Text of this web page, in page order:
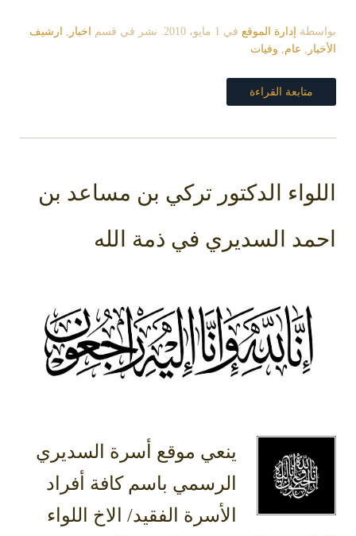
بواسطة إدارة الموقع في 1 مايو، 2010 . نشر في قسم اخبار ,
ارشيف
الأخبار , عام, وفيات
متابعة القراءة
اللواء الدكتور تركي بن مساعد بن
احمد السديري في ذمة الله
ينعي موقع أسرة السديري
الرسمي باسم كافة أفراد
الأسرة الفقيد/ الاخ اللواء